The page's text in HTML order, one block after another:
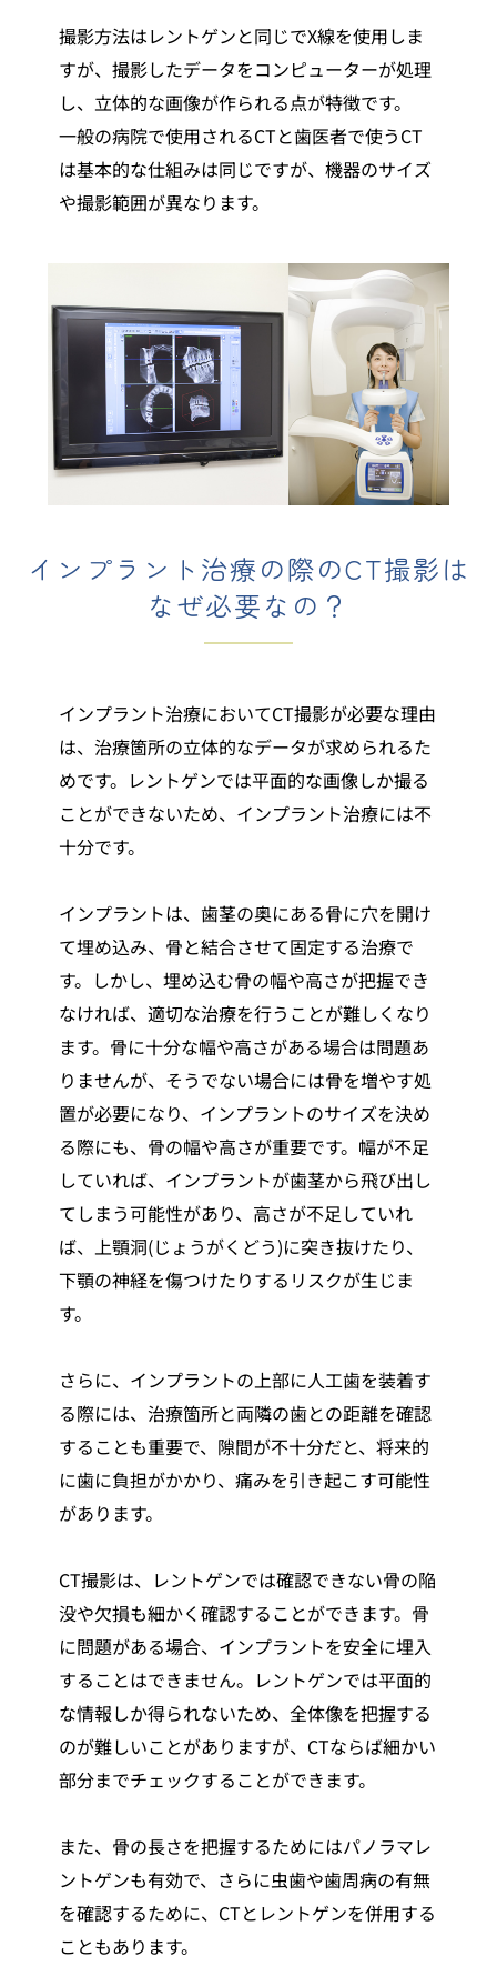
撮影方法はレントゲンと同じでX線を使用しま
すが、撮影したデータをコンピューターが処理
し、立体的な画像が作られる点が特徴です。
一般の病院で使用されるCTと歯医者で使うCT
は基本的な仕組みは同じですが、機器のサイズ
や撮影範囲が異なります。
インプラント治療の際のCT撮影は
なぜ必要なの？
インプラント治療においてCT撮影が必要な理由
は、治療箇所の立体的なデータが求められるた
めです。レントゲンでは平面的な画像しか撮る
ことができないため、インプラント治療には不
十分です。
インプラントは、歯茎の奥にある骨に穴を開け
て埋め込み、骨と結合させて固定する治療で
す。しかし、埋め込む骨の幅や高さが把握でき
なければ、適切な治療を行うことが難しくなり
ます。骨に十分な幅や高さがある場合は問題あ
りませんが、そうでない場合には骨を増やす処
置が必要になり、インプラントのサイズを決め
る際にも、骨の幅や高さが重要です。幅が不足
していれば、インプラントが歯茎から飛び出し
てしまう可能性があり、高さが不足していれ
ば、上顎洞(じょうがくどう)に突き抜けたり、
下顎の神経を傷つけたりするリスクが生じま
す。
さらに、インプラントの上部に人工歯を装着す
る際には、治療箇所と両隣の歯との距離を確認
することも重要で、隙間が不十分だと、将来的
に歯に負担がかかり、痛みを引き起こす可能性
があります。
CT撮影は、レントゲンでは確認できない骨の陥
没や欠損も細かく確認することができます。骨
に問題がある場合、インプラントを安全に埋入
することはできません。レントゲンでは平面的
な情報しか得られないため、全体像を把握する
のが難しいことがありますが、CTならば細かい
部分までチェックすることができます。
また、骨の長さを把握するためにはパノラマレ
ントゲンも有効で、さらに虫歯や歯周病の有無
を確認するために、CTとレントゲンを併用する
こともあります。